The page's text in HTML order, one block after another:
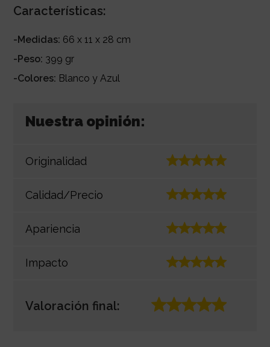
Características:
-Medidas: 66 x 11 x 28 cm
-Peso: 399 gr
-Colores: Blanco y Azul
Nuestra opinión:
Originalidad
Calidad/Precio
Apariencia
Impacto
Valoración final: